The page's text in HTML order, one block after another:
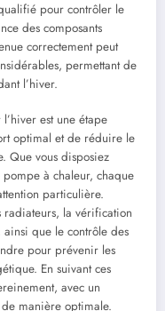
pour contrôler le
des composants
correctement peut
permettant de
l’hiver.
est une étape
optimal et de réduire le
Que vous disposiez
à chaleur, chaque
particulière.
radiateurs, la vérification
que le contrôle des
pour prévenir les
En suivant ces
avec un
manière optimale.